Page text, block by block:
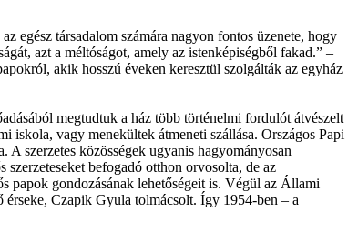
egész társadalom számára nagyon fontos üzenete, hogy
azt a méltóságot, amely az istenképiségből fakad.” –
akik hosszú éveken keresztül szolgálták az egyház
megtudtuk a ház több történelmi fordulót átvészelt
iskola, vagy menekültek átmeneti szállása. Országos Papi
szerzetes közösségek ugyanis hagyományosan
szerzeteseket befogadó otthon orvosolta, de az
papok gondozásának lehetőségeit is. Végül az Állami
Czapik Gyula tolmácsolt. Így 1954-ben – a